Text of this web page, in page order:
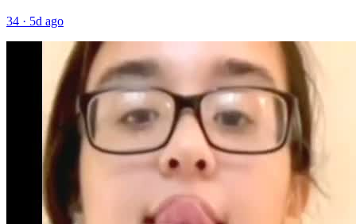
34 · 5d ago